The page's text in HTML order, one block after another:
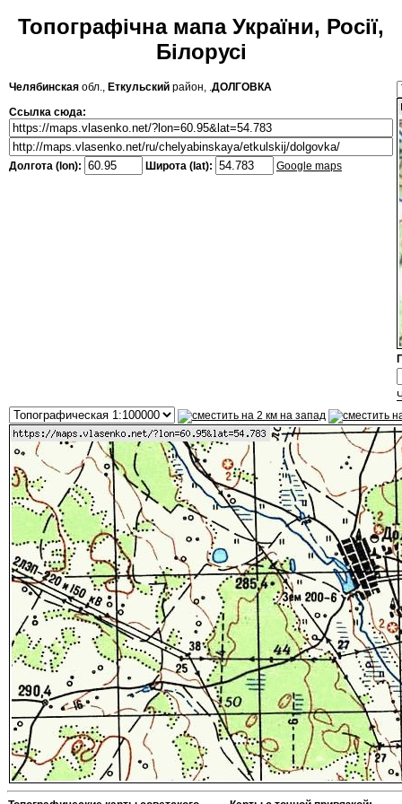
Топографічна мапа України, Росії,
Білорусі
Челябинская обл., Еткульский район, .ДОЛГОВКА
Ссылка сюда:
Долгота (lon): Широта (lat): Google maps